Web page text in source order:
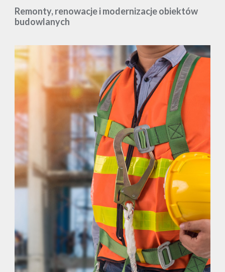
Remonty, renowacje i modernizacje obiektów
budowlanych